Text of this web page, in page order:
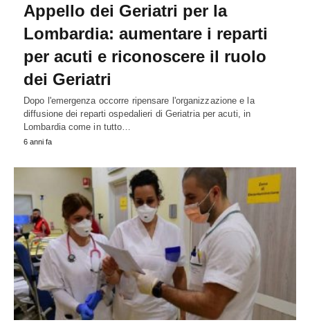
Appello dei Geriatri per la
Lombardia: aumentare i reparti
per acuti e riconoscere il ruolo
dei Geriatri
Dopo l'emergenza occorre ripensare l'organizzazione e la
diffusione dei reparti ospedalieri di Geriatria per acuti, in
Lombardia come in tutto…
6 anni fa